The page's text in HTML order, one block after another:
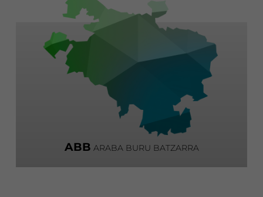
ABB ARABA BURU BATZARRA